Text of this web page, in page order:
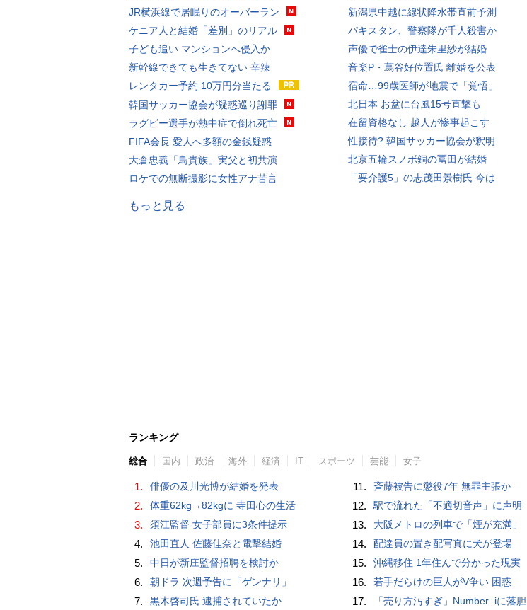
JR横浜線で居眠りのオーバーラン
ケニア人と結婚「差別」のリアル
子ども追い マンションへ侵入か
新幹線できても生きてない 辛辣
レンタカー予約 10万円分当たる
韓国サッカー協会が疑惑巡り謝罪
ラグビー選手が熱中症で倒れ死亡
FIFA会長 愛人へ多額の金銭疑惑
大倉忠義「鳥貴族」実父と初共演
ロケでの無断撮影に女性アナ苦言
新潟県中越に線状降水帯直前予測
パキスタン、警察隊が千人殺害か
声優で雀士の伊達朱里紗が結婚
音楽P・蔦谷好位置氏 離婚を公表
宿命…99歳医師が地震で「覚悟」
北日本 お盆に台風15号直撃も
在留資格なし 越人が惨事起こす
性接待? 韓国サッカー協会が釈明
北京五輪スノボ銅の冨田が結婚
「要介護5」の志茂田景樹氏 今は
もっと見る
ランキング
総合 国内 政治 海外 経済 IT スポーツ 芸能 女子
1. 俳優の及川光博が結婚を発表
2. 体重62kg→82kgに 寺田心の生活
3. 須江監督 女子部員に3条件提示
4. 池田直人 佐藤佳奈と電撃結婚
5. 中日が新庄監督招聘を検討か
6. 朝ドラ 次週予告に「ゲンナリ」
7. 黒木啓司氏 逮捕されていたか
11. 斉藤被告に懲役7年 無罪主張か
12. 駅で流れた「不適切音声」に声明
13. 大阪メトロの列車で「煙が充満」
14. 配達員の置き配写真に犬が登場
15. 沖縄移住 1年住んで分かった現実
16. 若手だらけの巨人がV争い 困惑
17. 「売り方汚すぎ」Number_iに落胆